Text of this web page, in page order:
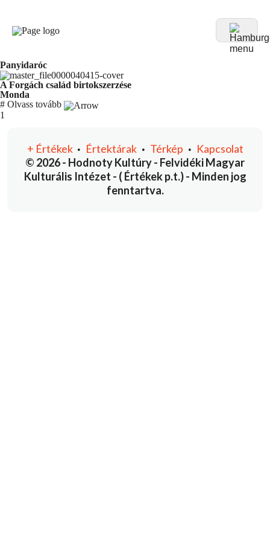
Panyidaróc
A Forgách család birtokszerzése
Monda
# Olvass tovább
You're currently reading page
1
© 2026 - Hodnoty Kultúry - Felvidéki Magyar
Kulturális Intézet - ( Értékek p.t.) - Minden jog
fenntartva.
+ Értékek • Értektárak• Térkép • Kapcsolat